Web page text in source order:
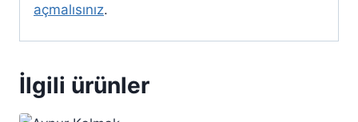
açmalısınız.
İlgili ürünler